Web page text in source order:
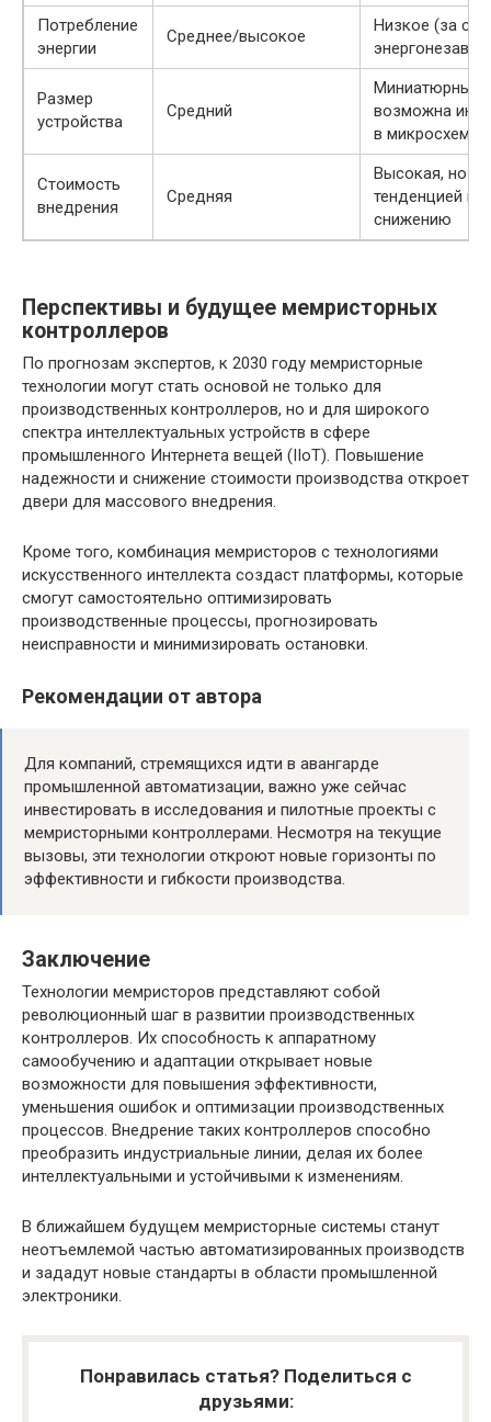
Потребление
энергии
Среднее/высокое
Низкое (за
Размер
устройства
Средний
Миниатюрный,
возможна
в микросхемы
Стоимость
внедрения
Средняя
Высокая, но с
тенденцией к
снижению
Перспективы и будущее мемристорных
контроллеров
По прогнозам экспертов, к 2030 году мемристорные
технологии могут стать основой не только для
производственных контроллеров, но и для широкого
спектра интеллектуальных устройств в сфере
промышленного Интернета вещей (IIoT). Повышение
надежности и снижение стоимости производства откроет
двери для массового внедрения.
Кроме того, комбинация мемристоров с технологиями
искусственного интеллекта создаст платформы, которые
смогут самостоятельно оптимизировать
производственные процессы, прогнозировать
неисправности и минимизировать остановки.
Рекомендации от автора
Для компаний, стремящихся идти в авангарде
промышленной автоматизации, важно уже сейчас
инвестировать в исследования и пилотные проекты с
мемристорными контроллерами. Несмотря на текущие
вызовы, эти технологии откроют новые горизонты по
эффективности и гибкости производства.
Заключение
Технологии мемристоров представляют собой
революционный шаг в развитии производственных
контроллеров. Их способность к аппаратному
самообучению и адаптации открывает новые
возможности для повышения эффективности,
уменьшения ошибок и оптимизации производственных
процессов. Внедрение таких контроллеров способно
преобразить индустриальные линии, делая их более
интеллектуальными и устойчивыми к изменениям.
В ближайшем будущем мемристорные системы станут
неотъемлемой частью автоматизированных производств
и зададут новые стандарты в области промышленной
электроники.
Понравилась статья? Поделиться с
друзьями: